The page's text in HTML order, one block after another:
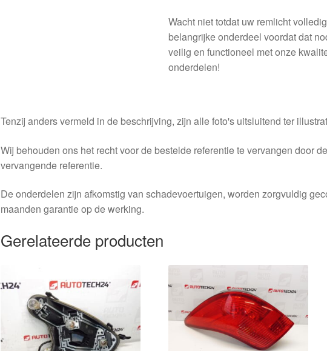
Wacht niet totdat uw remlicht
belangrijke onderdeel voordat dat
veilig en functioneel met onze
onderdelen!
Tenzij anders vermeld in de beschrijving, zijn alle foto's uitsluitend ter
Wij behouden ons het recht voor de bestelde referentie te vervangen door
vervangende referentie.
De onderdelen zijn afkomstig van schadevoertuigen, worden zorgvuldig
maanden garantie op de werking.
Gerelateerde producten